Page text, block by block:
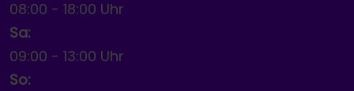
08:00 - 18:00 Uhr
Sa:
09:00 - 13:00 Uhr
So: